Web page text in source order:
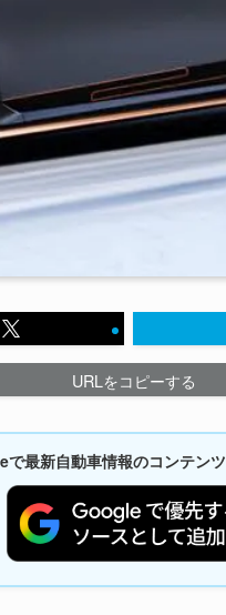
URLをコピーする
最新自動車情報のコンテン